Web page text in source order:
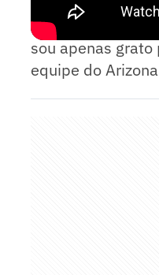
- O basquete
sou apenas grato
equipe do